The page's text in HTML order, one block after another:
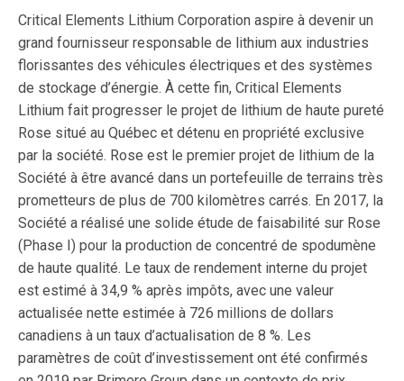
Critical Elements Lithium Corporation aspire à devenir un
grand fournisseur responsable de lithium aux industries
florissantes des véhicules électriques et des systèmes
de stockage d’énergie. À cette fin, Critical Elements
Lithium fait progresser le projet de lithium de haute pureté
Rose situé au Québec et détenu en propriété exclusive
par la société. Rose est le premier projet de lithium de la
Société à être avancé dans un portefeuille de terrains très
prometteurs de plus de 700 kilomètres carrés. En 2017, la
Société a réalisé une solide étude de faisabilité sur Rose
(Phase I) pour la production de concentré de spodumène
de haute qualité. Le taux de rendement interne du projet
est estimé à 34,9 % après impôts, avec une valeur
actualisée nette estimée à 726 millions de dollars
canadiens à un taux d’actualisation de 8 %. Les
paramètres de coût d’investissement ont été confirmés